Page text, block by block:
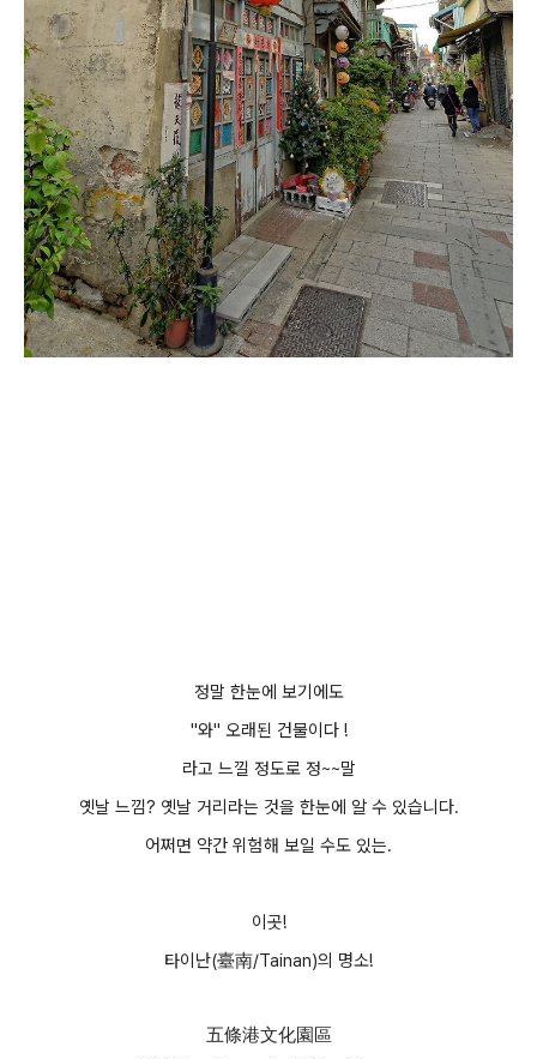
정말 한눈에 보기에도
"와" 오래된 건물이다 !
라고 느낄 정도로 정~~말
옛날 느낌? 옛날 거리라는 것을 한눈에 알 수 있습니다.
어쩌면 약간 위험해 보일 수도 있는.
이곳!
타이난(臺南/Tainan)의 명소!
五條港文化園區